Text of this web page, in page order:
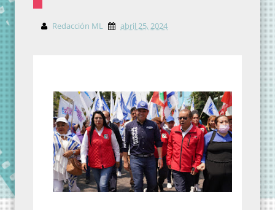
Redacción ML abril 25, 2024